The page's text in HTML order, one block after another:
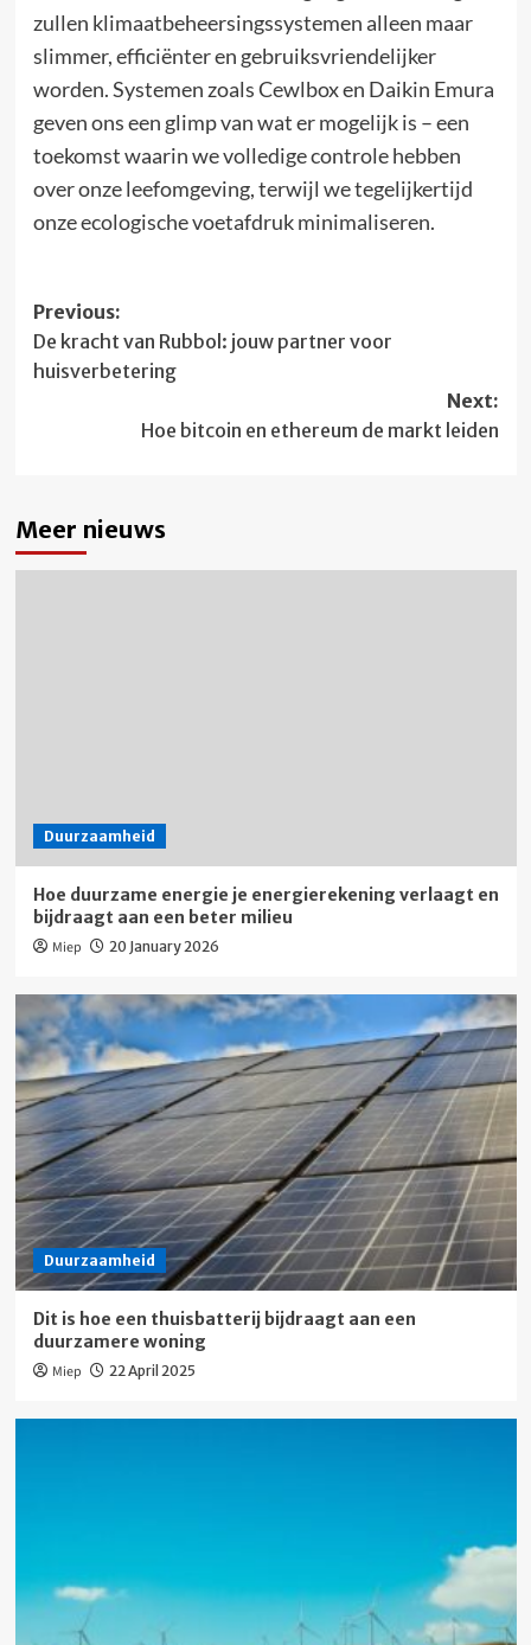
zullen klimaatbeheersingssystemen alleen maar
slimmer, efficiënter en gebruiksvriendelijker
worden. Systemen zoals Cewlbox en Daikin Emura
geven ons een glimp van wat er mogelijk is – een
toekomst waarin we volledige controle hebben
over onze leefomgeving, terwijl we tegelijkertijd
onze ecologische voetafdruk minimaliseren.
Post
navigation
Previous:
De kracht van Rubbol: jouw partner voor
huisverbetering
Next:
Hoe bitcoin en ethereum de markt leiden
Meer nieuws
Duurzaamheid
Hoe duurzame energie je energierekening verlaagt en
bijdraagt aan een beter milieu
Miep 20 January 2026
Duurzaamheid
Dit is hoe een thuisbatterij bijdraagt aan een
duurzamere woning
Miep 22 April 2025